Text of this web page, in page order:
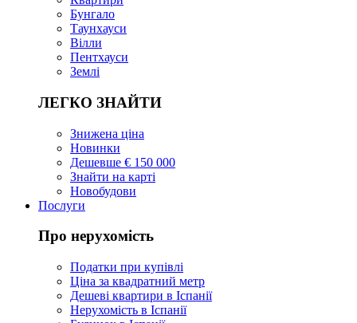
Бунгало
Таунхауси
Вілли
Пентхауси
Землі
ЛЕГКО ЗНАЙТИ
Знижена ціна
Новинки
Дешевше € 150 000
Знайти на карті
Новобудови
Послуги
Про нерухомість
Податки при купівлі
Ціна за квадратний метр
Дешеві квартири в Іспанії
Нерухомість в Іспанії